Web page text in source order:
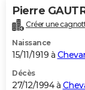
Pierre
Créer une
Naissance
15/11/1919 à
Décès
27/12/1994 à